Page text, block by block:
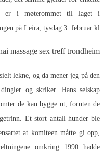
er i møterommet til laget i
på Leira, tysdag 3. februar kl.
massage sex treff trondheim
lekne, og da mener jeg på den
og skriker. Hans selskap
de kan bygge ut, foruten de
Et stort antall hunder ble
at komiteen måtte gi opp,
omkring 1990 hadde